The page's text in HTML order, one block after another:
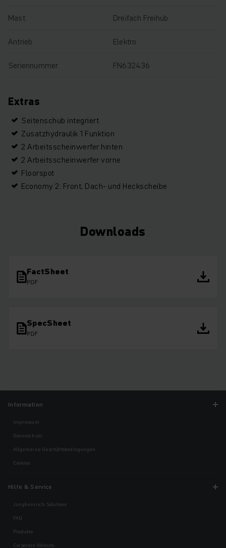
Mast Dreifach Freihub
Antrieb Elektro
Seriennummer FN632436
Extras
Seitenschub integriert
Zusatzhydraulik 1 Funktion
2 Arbeitsscheinwerfer hinten
2 Arbeitsscheinwerfer vorne
Floorspot
Economy 2: Front, Dach- und Heckscheibe
Downloads
FactSheet
PDF
SpecSheet
PDF
Information
Impressum
Datenschutz
Allgemeine Geschäftsbedingungen
Cookies
Hilfe & Service
Jungheinrich Solutions
FAQ
Produkte
Corporate Website